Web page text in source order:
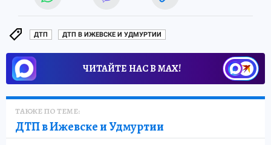
ДТП ДТП В ИЖЕВСКЕ И УДМУРТИИ
ЧИТАЙТЕ НАС В МАХ!
ТАКЖЕ ПО ТЕМЕ:
ДТП в Ижевске и Удмуртии